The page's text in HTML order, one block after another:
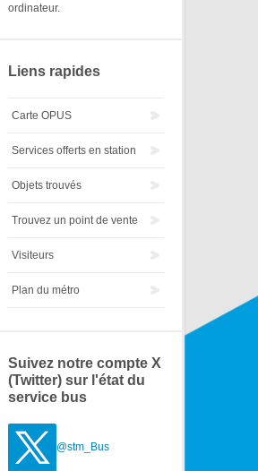
ordinateur.
Liens rapides
Carte OPUS
Services offerts en station
Objets trouvés
Trouvez un point de vente
Visiteurs
Plan du métro
Suivez notre compte X
(Twitter) sur l'état du
service bus
@stm_Bus